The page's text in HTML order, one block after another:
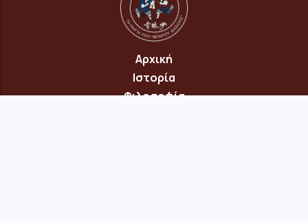
Αρχική
Ιστορία
Φιλοσοφία